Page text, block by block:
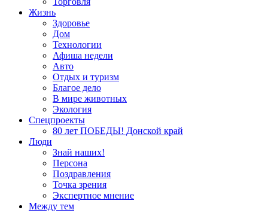
Жизнь
Здоровье
Дом
Технологии
Афиша недели
Авто
Отдых и туризм
Благое дело
В мире животных
Экология
Спецпроекты
80 лет ПОБЕДЫ! Донской край
Люди
Знай наших!
Персона
Поздравления
Точка зрения
Экспертное мнение
Между тем